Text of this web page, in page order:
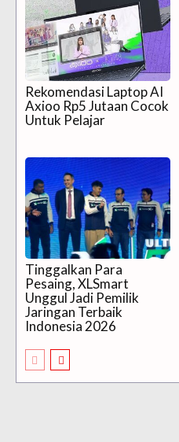
Rekomendasi Laptop AI
Axioo Rp5 Jutaan Cocok
Untuk Pelajar
Tinggalkan Para
Pesaing, XLSmart
Unggul Jadi Pemilik
Jaringan Terbaik
Indonesia 2026